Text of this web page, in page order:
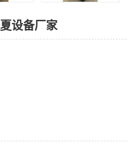
设备厂家